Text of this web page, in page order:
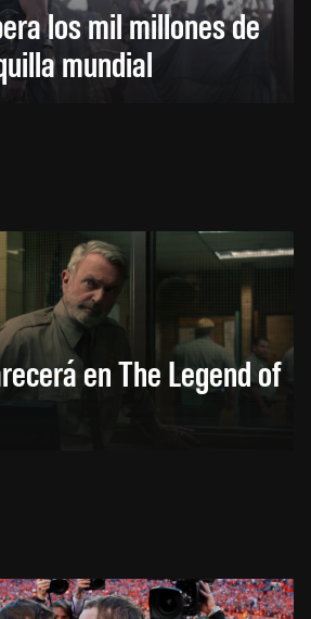
los mil millones de
mundial
en The Legend of